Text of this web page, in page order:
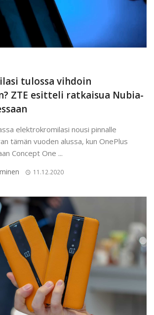
tulossa vihdoin
ZTE esitteli ratkaisua Nubia-
elektrokromilasi nousi pinnalle
tämän vuoden alussa, kun OnePlus
Concept One ...
11.12.2020